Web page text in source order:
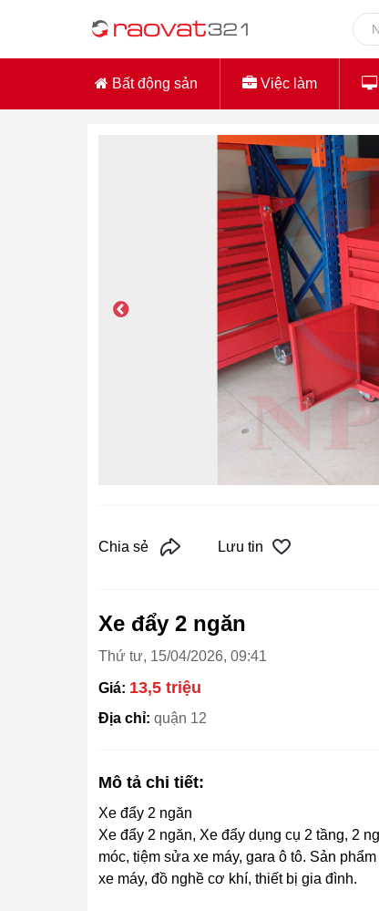
Bất động sản Việc làm
Chia sẻ Lưu tin
Xe đẩy 2 ngăn
Thứ tư, 15/04/2026, 09:41
Giá: 13,5 triệu
Địa chỉ: quận 12
Mô tả chi tiết:
Xe đẩy 2 ngăn
Xe đẩy 2 ngăn, Xe đẩy dụng cụ 2 tầng, 2
móc, tiệm sửa xe máy, gara ô tô. Sản
xe máy, đồ nghề cơ khí, thiết bị gia đình.